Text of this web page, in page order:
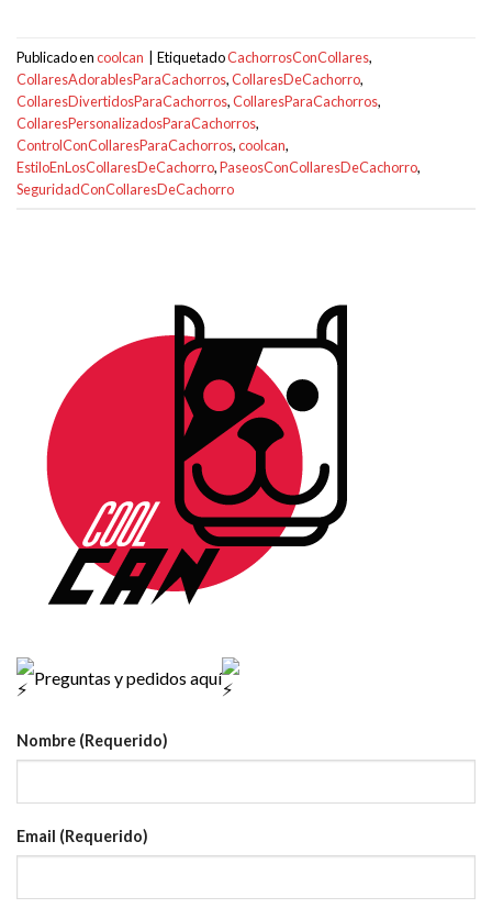
Publicado encoolcan | EtiquetadoCachorrosConCollares,
CollaresAdorablesParaCachorros,CollaresDeCachorro,
CollaresDivertidosParaCachorros,CollaresParaCachorros,
CollaresPersonalizadosParaCachorros,
ControlConCollaresParaCachorros,coolcan,
EstiloEnLosCollaresDeCachorro,PaseosConCollaresDeCachorro,
SeguridadConCollaresDeCachorro
Preguntas y pedidos aquí
Nombre (Requerido)
Email (Requerido)